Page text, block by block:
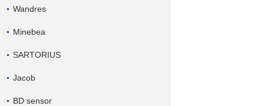
Wandres
Minebea
SARTORIUS
Jacob
BD sensor